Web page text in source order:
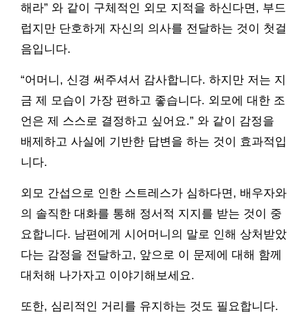
해라” 와 같이 구체적인 외모 지적을 하신다면, 부드
럽지만 단호하게 자신의 의사를 전달하는 것이 첫걸
음입니다.
“어머니, 신경 써주셔서 감사합니다. 하지만 저는 지
금 제 모습이 가장 편하고 좋습니다. 외모에 대한 조
언은 제 스스로 결정하고 싶어요.” 와 같이 감정을
배제하고 사실에 기반한 답변을 하는 것이 효과적입
니다.
외모 간섭으로 인한 스트레스가 심하다면, 배우자와
의 솔직한 대화를 통해 정서적 지지를 받는 것이 중
요합니다. 남편에게 시어머니의 말로 인해 상처받았
다는 감정을 전달하고, 앞으로 이 문제에 대해 함께
대처해 나가자고 이야기해보세요.
또한, 심리적인 거리를 유지하는 것도 필요합니다.